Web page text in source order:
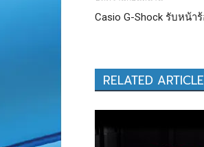
Casio G-Shock รับหน้า
RELATED